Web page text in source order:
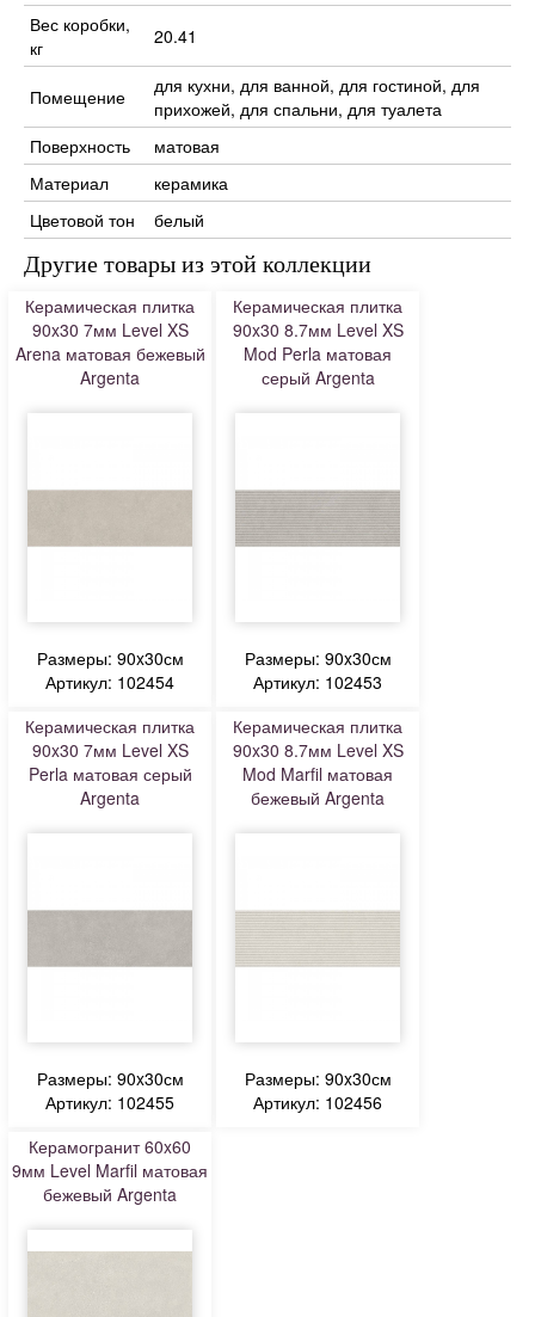
Вес коробки,
кг
20.41
Помещение
для кухни, для ванной, для гостиной, для
прихожей, для спальни, для туалета
Поверхность
матовая
Материал
керамика
Цветовой тон
белый
Другие товары из этой коллекции
Керамическая плитка
90x30 7мм Level XS
Arena матовая бежевый
Argenta
Размеры: 90x30см
Артикул: 102454
Керамическая плитка
90x30 8.7мм Level XS
Mod Perla матовая
серый Argenta
Размеры: 90x30см
Артикул: 102453
Керамическая плитка
90x30 7мм Level XS
Perla матовая серый
Argenta
Размеры: 90x30см
Артикул: 102455
Керамическая плитка
90x30 8.7мм Level XS
Mod Marfil матовая
бежевый Argenta
Размеры: 90x30см
Артикул: 102456
Керамогранит 60x60
9мм Level Marfil матовая
бежевый Argenta